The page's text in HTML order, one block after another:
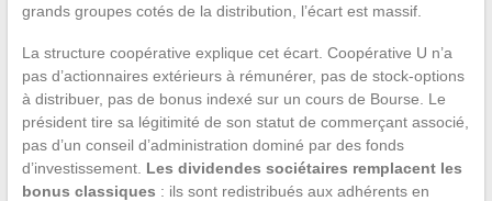
grands groupes cotés de la distribution, l’écart est massif.
La structure coopérative explique cet écart. Coopérative U n’a
pas d’actionnaires extérieurs à rémunérer, pas de stock-options
à distribuer, pas de bonus indexé sur un cours de Bourse. Le
président tire sa légitimité de son statut de commerçant associé,
pas d’un conseil d’administration dominé par des fonds
d’investissement. Les dividendes sociétaires remplacent les
bonus classiques : ils sont redistribués aux adhérents en